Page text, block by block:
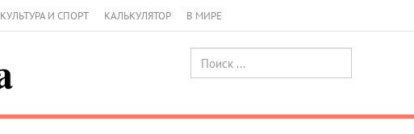
КУЛЬТУРА И СПОРТ КАЛЬКУЛЯТОР В МИРЕ